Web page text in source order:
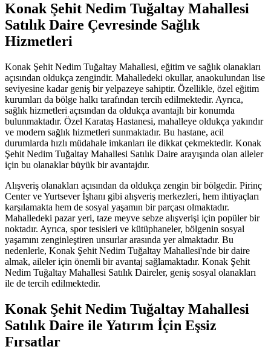
Konak Şehit Nedim Tuğaltay Mahallesi
Satılık Daire Çevresinde Sağlık
Hizmetleri
Konak Şehit Nedim Tuğaltay Mahallesi, eğitim ve sağlık olanakları
açısından oldukça zengindir. Mahalledeki okullar, anaokulundan lise
seviyesine kadar geniş bir yelpazeye sahiptir. Özellikle, özel eğitim
kurumları da bölge halkı tarafından tercih edilmektedir. Ayrıca,
sağlık hizmetleri açısından da oldukça avantajlı bir konumda
bulunmaktadır. Özel Karataş Hastanesi, mahalleye oldukça yakındır
ve modern sağlık hizmetleri sunmaktadır. Bu hastane, acil
durumlarda hızlı müdahale imkanları ile dikkat çekmektedir. Konak
Şehit Nedim Tuğaltay Mahallesi Satılık Daire arayışında olan aileler
için bu olanaklar büyük bir avantajdır.
Alışveriş olanakları açısından da oldukça zengin bir bölgedir. Pirinç
Center ve Yurtsever İşhanı gibi alışveriş merkezleri, hem ihtiyaçları
karşılamakta hem de sosyal yaşamın bir parçası olmaktadır.
Mahalledeki pazar yeri, taze meyve sebze alışverişi için popüler bir
noktadır. Ayrıca, spor tesisleri ve kütüphaneler, bölgenin sosyal
yaşamını zenginleştiren unsurlar arasında yer almaktadır. Bu
nedenlerle, Konak Şehit Nedim Tuğaltay Mahallesi'nde bir daire
almak, aileler için önemli bir avantaj sağlamaktadır. Konak Şehit
Nedim Tuğaltay Mahallesi Satılık Daireler, geniş sosyal olanakları
ile de tercih edilmektedir.
Konak Şehit Nedim Tuğaltay Mahallesi
Satılık Daire ile Yatırım İçin Eşsiz
Fırsatlar